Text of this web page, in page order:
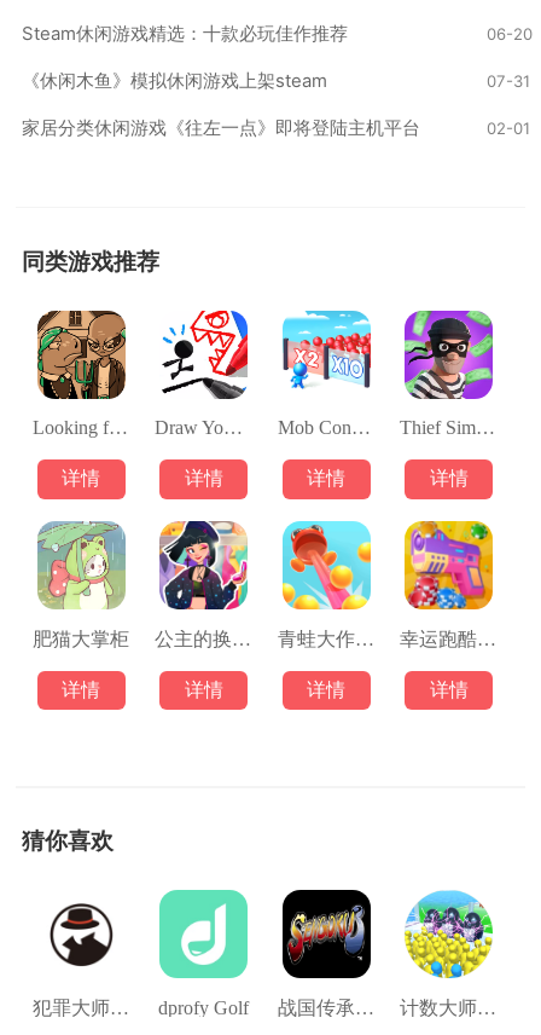
Steam休闲游戏精选：十款必玩佳作推荐 06-20
《休闲木鱼》模拟休闲游戏上架steam 07-31
家居分类休闲游戏《往左一点》即将登陆主机平台 02-01
同类游戏推荐
Looking for Aliens
详情
Draw Your Game Infinite
详情
Mob Control
详情
Thief Simulation Master
详情
肥猫大掌柜
详情
公主的换装舞会小游戏
详情
青蛙大作战最新版
详情
幸运跑酷射击
详情
猜你喜欢
犯罪大师：陌生的城市 dprofy Golf 战国传承3金手指版 计数大师反向跑